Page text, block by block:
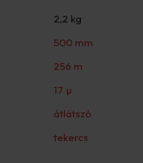
2,2 kg
500 mm
256 m
17 µ
átlátszó
tekercs